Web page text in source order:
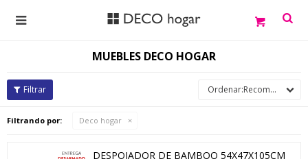

MUEBLES DECO HOGAR
Recomendados
Filtrando por: Deco hogar
DESPOJADOR DE BAMBOO 54X47X105CM